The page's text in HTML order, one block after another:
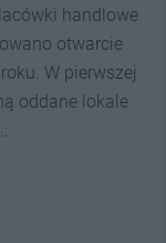
handlowe
otwarcie
W pierwszej
oddane lokale